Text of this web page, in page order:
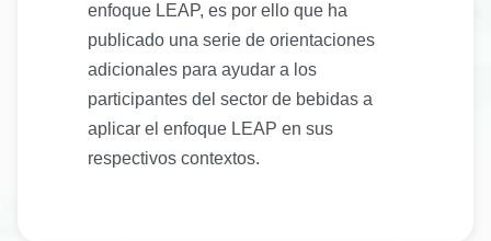
enfoque LEAP, es por ello que ha
publicado una serie de orientaciones
adicionales para ayudar a los
participantes del sector de bebidas a
aplicar el enfoque LEAP en sus
respectivos contextos.